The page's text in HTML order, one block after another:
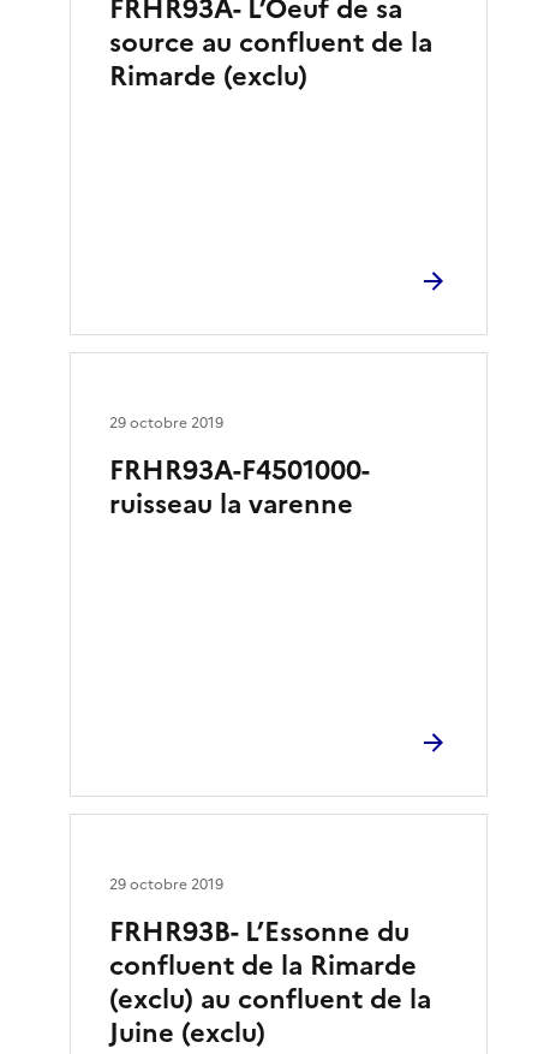
FRHR93A- L’Oeuf de sa
source au confluent de la
Rimarde (exclu)
FRHR93A-F4501000-
ruisseau la varenne
29 octobre 2019
FRHR93B- L’Essonne du
confluent de la Rimarde
(exclu) au confluent de la
Juine (exclu)
29 octobre 2019